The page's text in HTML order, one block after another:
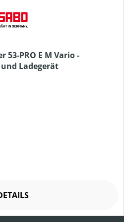
53-PRO E M Vario -
Ladegerät